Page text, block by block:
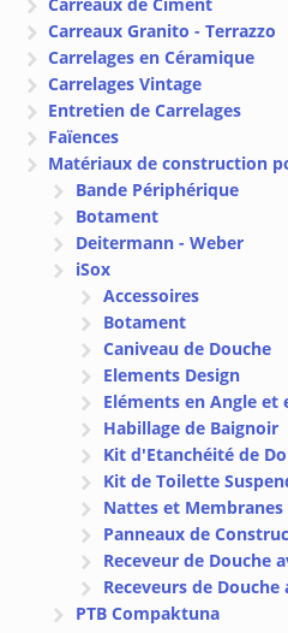
Carreaux Granito - Terrazzo
Carrelages en Céramique
Carrelages Vintage
Entretien de Carrelages
Faïences
Matériaux de construction
Bande Périphérique
Botament
Deitermann - Weber
iSox
Accessoires
Botament
Caniveau de Douche
Elements Design
Eléments en Angle et
Habillage de Baignoir
Kit d'Etanchéité de
Kit de Toilette
Nattes et Membranes
Panneaux de
Receveur de Douche
Receveurs de
PTB Compaktuna